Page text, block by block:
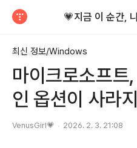
최신 정보/Windows
마이크로소프트
인 옵션이 사라
VenusGirl💗 2026. 2. 3. 21:08